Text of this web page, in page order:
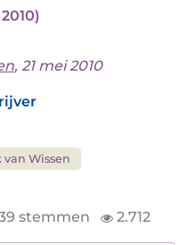
, 21 mei 2010
van Wissen
stemmen 2.712